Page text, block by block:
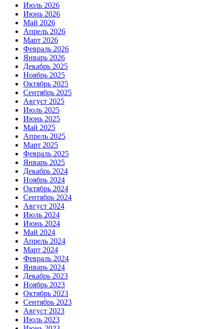
Июль 2026
Июнь 2026
Май 2026
Апрель 2026
Март 2026
Февраль 2026
Январь 2026
Декабрь 2025
Ноябрь 2025
Октябрь 2025
Сентябрь 2025
Август 2025
Июль 2025
Июнь 2025
Май 2025
Апрель 2025
Март 2025
Февраль 2025
Январь 2025
Декабрь 2024
Ноябрь 2024
Октябрь 2024
Сентябрь 2024
Август 2024
Июль 2024
Июнь 2024
Май 2024
Апрель 2024
Март 2024
Февраль 2024
Январь 2024
Декабрь 2023
Ноябрь 2023
Октябрь 2023
Сентябрь 2023
Август 2023
Июль 2023